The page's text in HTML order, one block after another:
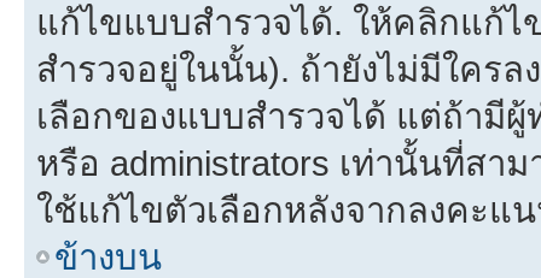
แก้ไขแบบสำรวจได้. ให้คลิกแก้
สำรวจอยู่ในนั้น). ถ้ายังไม่มีใคร
เลือกของแบบสำรวจได้ แต่ถ้ามีผู้
หรือ administrators เท่านั้นที่สา
ใช้แก้ไขตัวเลือกหลังจากลงคะแ
ข้างบน